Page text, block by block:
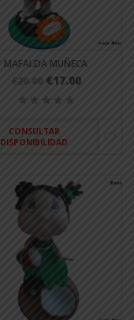
MAFALDA MUÑECA
€20.00 €17.00
CONSULTAR
DISPONIBILIDAD